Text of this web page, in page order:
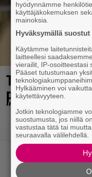
Tältä näyttää
perhelomalla
”Kaunis
hyödynnämme
käyttäjäkokemuksen
mainoksia.
Hyväksymällä
Käytämme
laitteellesi
vierailit, IP-osoitteestasi
Pääset tutustumaan
Hylkääminen voi
käytettävyyteen.
Jotkin teknologiamme
suostumusta, jos niillä
vastustaa tätä tai
seuraavalla välilehdellä.